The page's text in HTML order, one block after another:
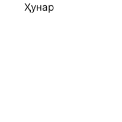
Ҳунар